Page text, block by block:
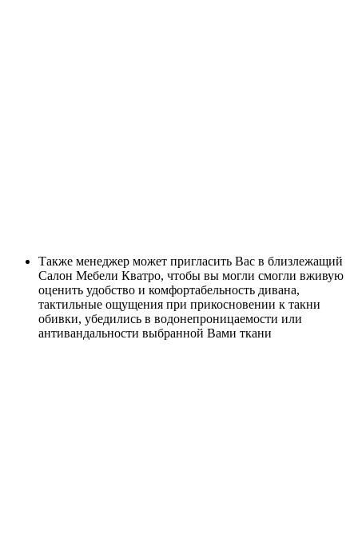
Также менеджер может пригласить Вас в близлежащий
Салон Мебели Кватро, чтобы вы могли смогли вживую
оценить удобство и комфортабельность дивана,
тактильные ощущения при прикосновении к такни
обивки, убедились в водонепроницаемости или
антивандальности выбранной Вами ткани